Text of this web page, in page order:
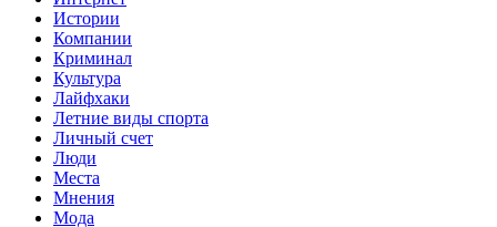
Истории
Компании
Криминал
Культура
Лайфхаки
Летние виды спорта
Личный счет
Люди
Места
Мнения
Мода